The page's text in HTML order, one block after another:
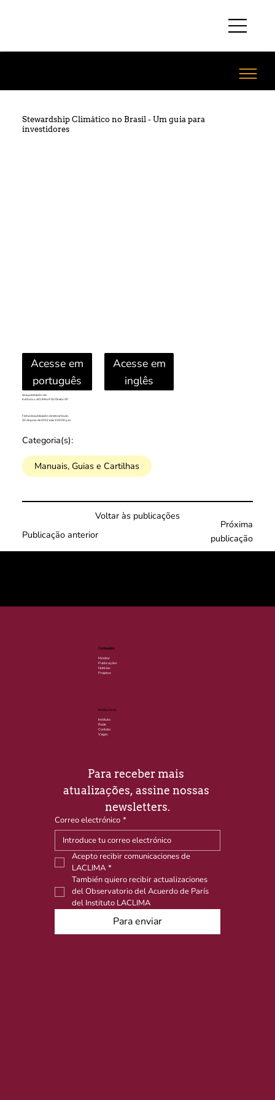
Stewardship Climático no Brasil - Um guia para
investidores
Acesse em
português
Acesse em
inglês
Una publicación de:
Instituto LACLIMA e FGV Direito SP
Fecha de publicación de este artículo:
30 de junio de 2022 a las 3:00:00 p.m.
Categoria(s):
Manuais, Guias e Cartilhas
Voltar às publicações
Publicação anterior
Próxima
publicação
Conteúdos
Monitor
Publicações
Notícias
Projetos
Institucional
Instituto
Rede
Contato
Vagas
Para receber mais
atualizações, assine nossas
newsletters.
Correo electrónico *
Acepto recibir comunicaciones de
LACLIMA *
También quiero recibir actualizaciones
del Observatorio del Acuerdo de París
del Instituto LACLIMA
Para enviar